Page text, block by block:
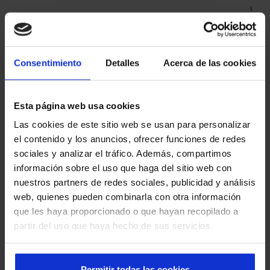
Consentimiento Detalles Acerca de las cookies
Esta página web usa cookies
Las cookies de este sitio web se usan para personalizar
el contenido y los anuncios, ofrecer funciones de redes
sociales y analizar el tráfico. Además, compartimos
información sobre el uso que haga del sitio web con
nuestros partners de redes sociales, publicidad y análisis
web, quienes pueden combinarla con otra información
que les haya proporcionado o que hayan recopilado a
partir del uso que haya hecho de sus servicios.
Ireland
Iceland
Israel
Italy
Latvia
Spain
Switzerland
Turkey
Ukraine
United Kingdom
Global
A Loaner Healthcare Services, empresa especializada na
desinfeção de material cirúrgico, sediada em Alcalá de
Henares (Madrid), para as suas instalações em Cornellá
em portas e portões industriais.
corta-fogo que, além de setorizarem, isolam em caso de
incêndio. E por outro, várias portas rápidas de alumínio
reforçado que além de oferecerem estanqueidade graças
ao acabamento de alta qualidade, se adaptam a zonas
com elevado tráfego de pessoas e mercadorias. As lonas
foram personalizadas em diferentes cores e optou-se por
um óculo transparente de grandes dimensões no centro,
que permite a visualização de outras áreas sem ser
necessário abrir a porta.